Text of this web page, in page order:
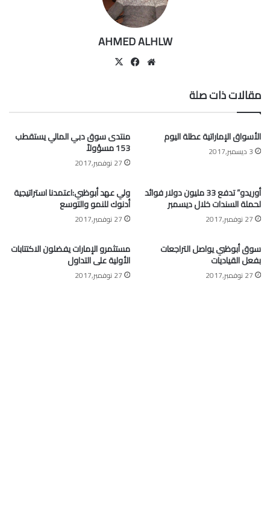
AHMED ALHLW
موقعفيسبوك
مقالات ذات صلة
الأسواق الإماراتية عطلة اليوم
3 ديسمبر,2017
منتدى سوق دبي المالي يستقطب
153 مسؤولاً
27 نوفمبر,2017
أوريدو” تدفع 33 مليون دولار فوائد
لحملة السندات خلال ديسمبر
27 نوفمبر,2017
ولي عهد أبوظبي:اعتمدنا استراتيجية
أدنوك للنمو والتوسع
27 نوفمبر,2017
سوق أبوظبي يواصل التراجعات
بفعل القياديات
27 نوفمبر,2017
مستثمرو الإمارات يفضلون الاكتتابات
الأولية على التداول
27 نوفمبر,2017